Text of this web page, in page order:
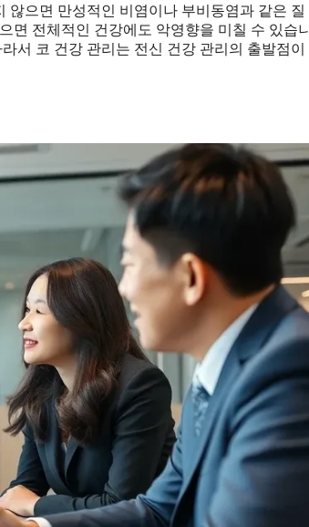
않으면 만성적인 비염이나 부비동염과 같은 질
면 전체적인 건강에도 악영향을 미칠 수 있습니
서 코 건강 관리는 전신 건강 관리의 출발점이